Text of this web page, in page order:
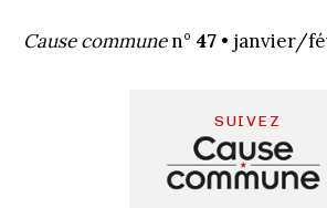
Cause communen° 47• janvier/
SUIVEZ